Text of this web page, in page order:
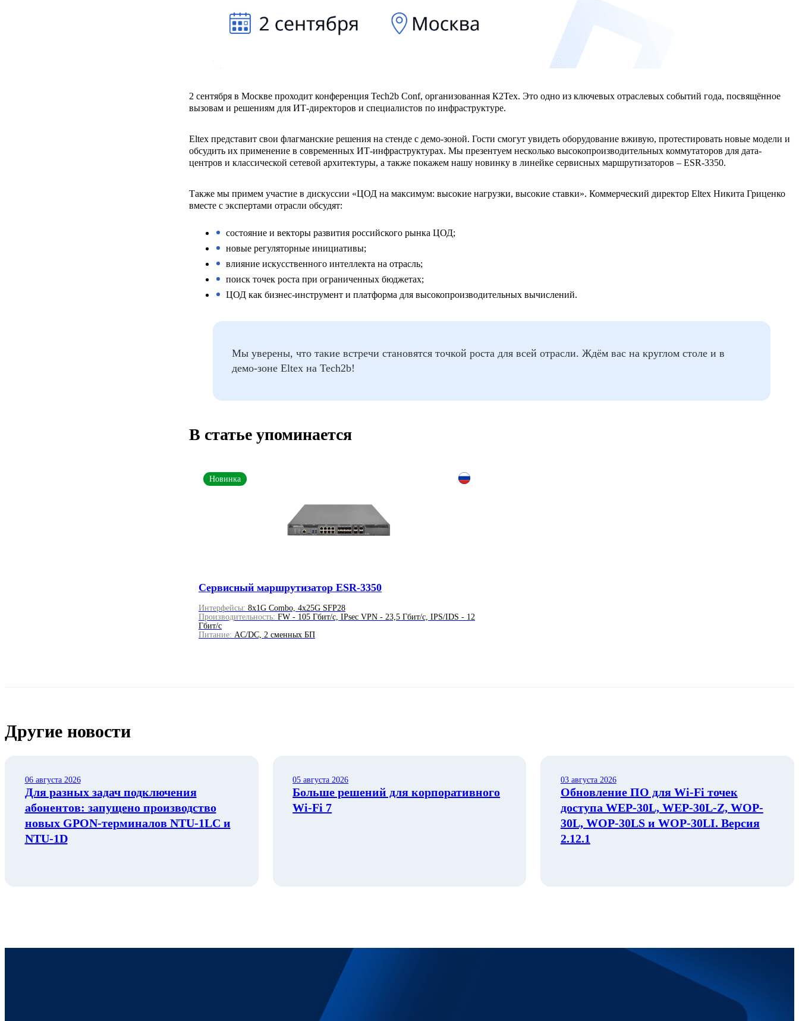
2 сентября в Москве проходит конференция Tech2b Conf, организованная К2Тех. Это одно из ключевых отраслевых событий года, посвящённое
вызовам и решениям для ИТ-директоров и специалистов по инфраструктуре.
Eltex представит свои флагманские решения на стенде с демо-зоной. Гости смогут увидеть оборудование вживую, протестировать новые модели и
обсудить их применение в современных ИТ-инфраструктурах. Мы презентуем несколько высокопроизводительных коммутаторов для дата-
центров и классической сетевой архитектуры, а также покажем нашу новинку в линейке сервисных маршрутизаторов – ESR-3350.
Также мы примем участие в дискуссии «ЦОД на максимум: высокие нагрузки, высокие ставки». Коммерческий директор Eltex Никита Гриценко
вместе с экспертами отрасли обсудят:
состояние и векторы развития российского рынка ЦОД;
новые регуляторные инициативы;
влияние искусственного интеллекта на отрасль;
поиск точек роста при ограниченных бюджетах;
ЦОД как бизнес-инструмент и платформа для высокопроизводительных вычислений.
Мы уверены, что такие встречи становятся точкой роста для всей отрасли. Ждём вас на круглом столе и в
демо-зоне Eltex на Tech2b!
В статье упоминается
Сервисный маршрутизатор ESR-3350
Интерфейсы: 8x1G Combo, 4x25G SFP28
Производительность: FW - 105 Гбит/с, IPsec VPN - 23,5 Гбит/с, IPS/IDS - 12
Гбит/с
Питание: AC/DC, 2 сменных БП
Новинка
Другие новости
06 августа 2026
Для разных задач подключения
абонентов: запущено производство
новых GPON-терминалов NTU-1LC и
NTU-1D
05 августа 2026
Больше решений для корпоративного
Wi‑Fi 7
03 августа 2026
Обновление ПО для Wi-Fi точек
доступа WEP-30L, WEP-30L-Z, WOP-
30L, WOP-30LS и WOP-30LI. Версия
2.12.1